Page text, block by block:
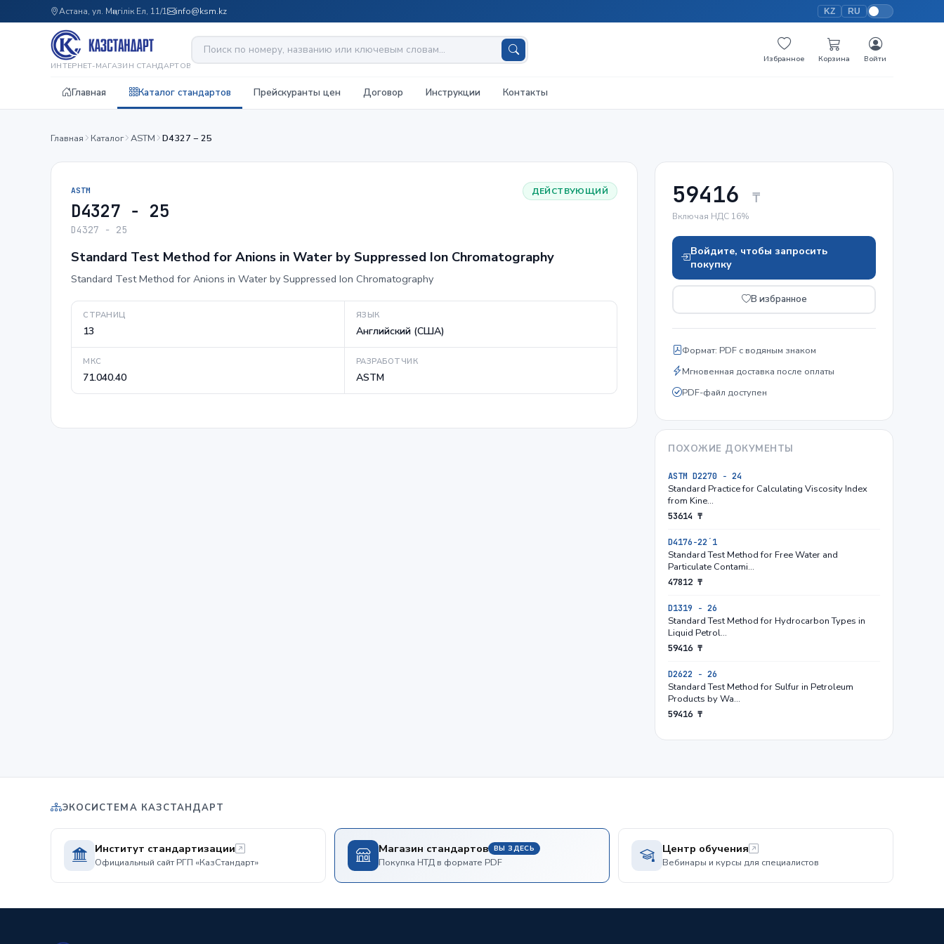
Астана, ул. Мәңгілік Ел, 11/1 info@ksm.kz KZ RU
ИНТЕРНЕТ-МАГАЗИН СТАНДАРТОВ
Избранное Корзина Войти
Главная Каталог стандартов Прейскуранты цен Договор Инструкции Контакты
Главная Каталог ASTM D4327 − 25
ASTM
D4327 − 25
D4327 − 25
ДЕЙСТВУЮЩИЙ
Standard Test Method for Anions in Water by Suppressed Ion Chromatography
Standard Test Method for Anions in Water by Suppressed Ion Chromatography
СТРАНИЦ
13
ЯЗЫК
Английский (США)
МКС
71.040.40
РАЗРАБОТЧИК
ASTM
59416 ₸
Включая НДС 16%
Войдите, чтобы запросить
покупку
В избранное
Формат: PDF с водяным знаком
Мгновенная доставка после оплаты
PDF-файл доступен
ПОХОЖИЕ ДОКУМЕНТЫ
ASTM D2270 − 24
Standard Practice for Calculating Viscosity Index
from Kine…
53614 ₸
D4176−22´1
Standard Test Method for Free Water and
Particulate Contami…
47812 ₸
D1319 − 26
Standard Test Method for Hydrocarbon Types in
Liquid Petrol…
59416 ₸
D2622 − 26
Standard Test Method for Sulfur in Petroleum
Products by Wa…
59416 ₸
ЭКОСИСТЕМА КАЗСТАНДАРТ
Институт стандартизации
Официальный сайт РГП «КазСтандарт»
Магазин стандартов ВЫ ЗДЕСЬ
Покупка НТД в формате PDF
Центр обучения
Вебинары и курсы для специалистов